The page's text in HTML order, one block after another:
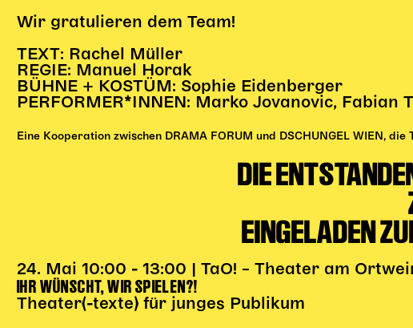
Wir gratulieren dem Team!
TEXT: Rachel Müller
REGIE: Manuel Horak
BÜHNE + KOSTÜM: Sophie Eidenberger
PERFORMER*INNEN: Marko Jovanovic, Fabian
Eine Kooperation zwischen DRAMA FORUM und DSCHUNGEL WIEN,
DIE
EINGELADEN
24. Mai 10:00 - 13:00 | TaO! – Theater am
IHR WÜNSCHT, WIR SPIELEN?!
Theater(-texte) für junges Publikum